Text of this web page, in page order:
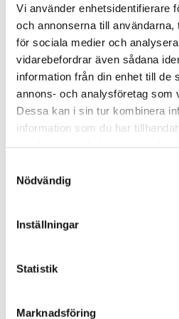
Vi använder enhetsidentifierare
och annonserna till användarna,
för sociala medier och
vidarebefordrar även sådana
information från din enhet till de
annons- och analysföretag som
Dessa kan i sin tur kombinera
information som du har
Nödvändig
Inställningar
Statistik
Marknadsföring
Sommarkonferens
Nu inleder
långa
nordligaste